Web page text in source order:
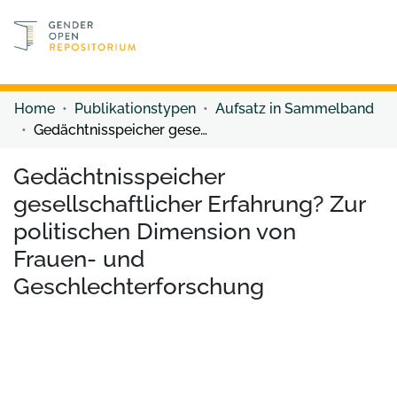
Discover content
Home Publikationstypen
Aufsatz in Sammelband
Gedächtnisspeicher gesellschaftlicher Erfahrung? Zur politischen Dimension von Frauen- und Geschlechterforschung
Gedächtnisspeicher
gesellschaftlicher Erfahrung? Zur
politischen Dimension von
Frauen- und
Geschlechterforschung